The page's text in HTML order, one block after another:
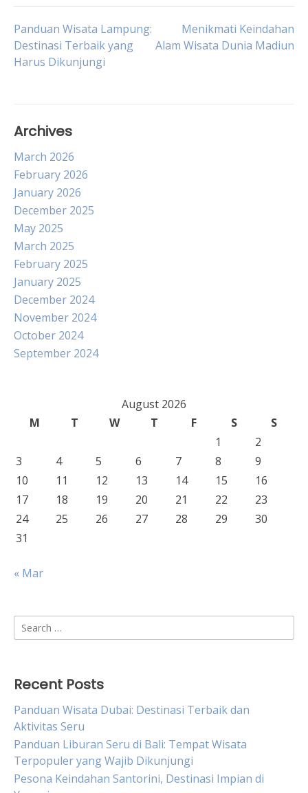
Post
navigation
Panduan Wisata Lampung:
Destinasi Terbaik yang
Harus Dikunjungi
Menikmati Keindahan
Alam Wisata Dunia Madiun
Archives
March 2026
February 2026
January 2026
December 2025
May 2025
March 2025
February 2025
January 2025
December 2024
November 2024
October 2024
September 2024
August 2026
M
T W T F S
S
1
2
3
4 5 6 7 8
9
10
11 12 13 14 15
16
17
18 19 20 21 22
23
24
25 26 27 28 29
30
31
« Mar
Search
for:
Recent Posts
Panduan Wisata Dubai: Destinasi Terbaik dan
Aktivitas Seru
Panduan Liburan Seru di Bali: Tempat Wisata
Terpopuler yang Wajib Dikunjungi
Pesona Keindahan Santorini, Destinasi Impian di